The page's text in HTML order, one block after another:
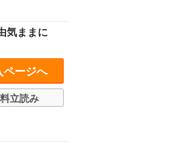
気ままに
ページへ
立読み